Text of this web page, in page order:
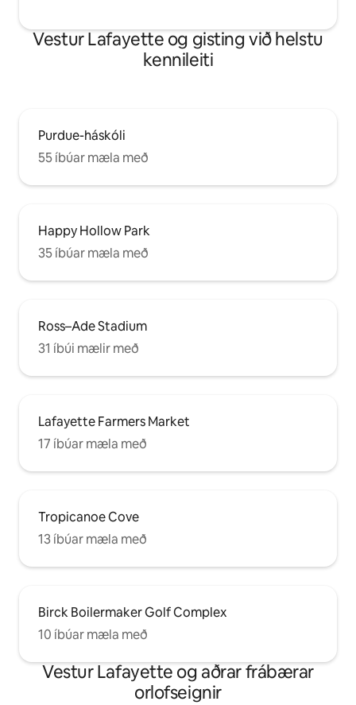
Vestur Lafayette og gisting við helstu
kennileiti
Purdue-háskóli
55 íbúar mæla með
Happy Hollow Park
35 íbúar mæla með
Ross–Ade Stadium
31 íbúi mælir með
Lafayette Farmers Market
17 íbúar mæla með
Tropicanoe Cove
13 íbúar mæla með
Birck Boilermaker Golf Complex
10 íbúar mæla með
Vestur Lafayette og aðrar frábærar
orlofseignir